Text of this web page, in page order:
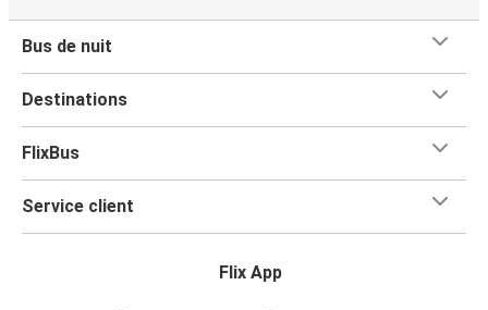
Bus de nuit
Destinations
FlixBus
Service client
Flix App